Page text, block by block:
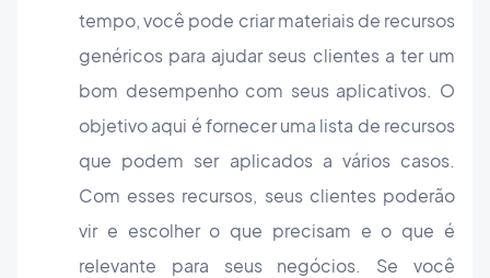
tempo, você pode criar materiais de recursos
genéricos para ajudar seus clientes a ter um
bom desempenho com seus aplicativos. O
objetivo aqui é fornecer uma lista de recursos
que podem ser aplicados a vários casos.
Com esses recursos, seus clientes poderão
vir e escolher o que precisam e o que é
relevante para seus negócios. Se você